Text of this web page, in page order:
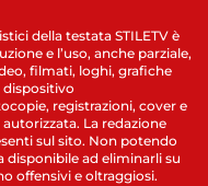
della testata STILETV è
e l’uso, anche parziale,
filmati, loghi, grafiche
dispositivo
registrazioni, cover e
La redazione
sul sito. Non potendo
ad eliminarli su
offensivi e oltraggiosi.